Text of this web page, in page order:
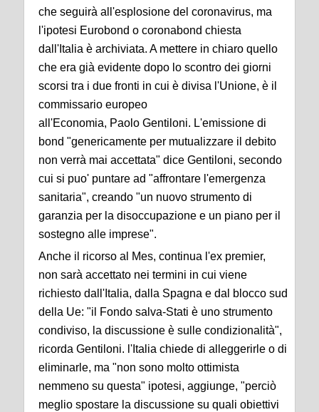
che seguirà all'esplosione del coronavirus, ma
l'ipotesi Eurobond o coronabond chiesta
dall'Italia è archiviata. A mettere in chiaro quello
che era già evidente dopo lo scontro dei giorni
scorsi tra i due fronti in cui è divisa l'Unione, è il
commissario europeo
all'Economia, Paolo Gentiloni. L'emissione di
bond "genericamente per mutualizzare il debito
non verrà mai accettata" dice Gentiloni, secondo
cui si puo' puntare ad "affrontare l'emergenza
sanitaria", creando "un nuovo strumento di
garanzia per la disoccupazione e un piano per il
sostegno alle imprese".
Anche il ricorso al Mes, continua l'ex premier,
non sarà accettato nei termini in cui viene
richiesto dall'Italia, dalla Spagna e dal blocco sud
della Ue: "il Fondo salva-Stati è uno strumento
condiviso, la discussione è sulle condizionalità",
ricorda Gentiloni. l'Italia chiede di alleggerirle o di
eliminarle, ma "non sono molto ottimista
nemmeno su questa" ipotesi, aggiunge, "perciò
meglio spostare la discussione su quali obiettivi